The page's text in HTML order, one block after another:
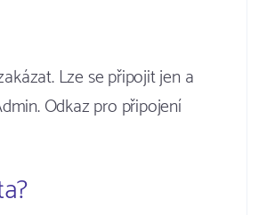
Lze se připojit jen a
Odkaz pro připojení